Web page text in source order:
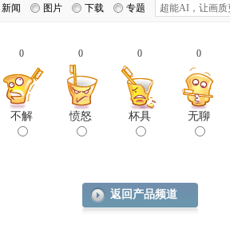
新闻 图片 下载 专题
0
不解
0
愤怒
0
杯具
0
无聊
返回产品频道